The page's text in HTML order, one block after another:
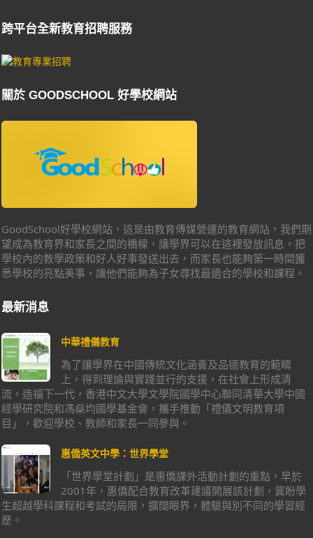
跨平台全新教育招聘服務
關於 GOODSCHOOL 好學校網站
GoodSchool好學校網站，這是由教育傳媒營運的教育網站，我們期
望成為教育界和家長之間的橋樑，讓學界可以在這裡發放訊息，把
學校內的教學政策和好人好事發送出去，而家長也能夠第一時間獲
悉學校的亮點美事，讓他們能夠為子女尋找最適合的學校和課程。
最新消息
中華禮儀教育
為了讓學界在中國傳統文化涵養及品德教育的範疇
上，得到理論與實踐並行的支援，在社會上形成清
流，造福下一代，香港中文大學文學院國學中心聯同清華大學中國
經學研究院和馮燊均國學基金會，攜手推動「禮儀文明教育項
目」，歡迎學校、教師和家長一同參與。
惠僑英文中學：世界學堂
「世界學堂計劃」是惠僑課外活動計劃的重點，早於
2001年，惠僑配合教育改革建議開展該計劃，冀盼學
生超越學科課程和考試的局限，擴闊眼界，體驗與別不同的學習經
歷。